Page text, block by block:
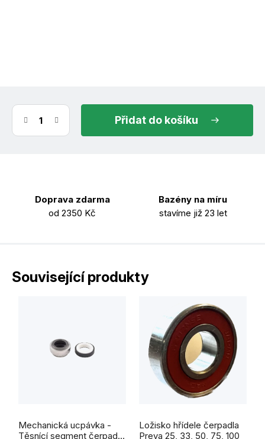
do košíku
Doprava zdarma
od 2350 Kč
Bazény na míru
stavíme již 23 let
Související produkty
Mechanická ucpávka -
Těsnící segment čerpadla
Ložisko hřídele čerpadla
Preva 25, 33, 50, 75, 100